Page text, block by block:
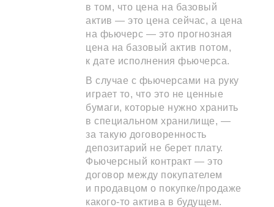
в том, что цена на базовый
актив — это цена сейчас, а цена
на фьючерс — это прогнозная
цена на базовый актив потом,
к дате исполнения фьючерса.
В случае с фьючерсами на руку
играет то, что это не ценные
бумаги, которые нужно хранить
в специальном хранилище, —
за такую договоренность
депозитарий не берет плату.
Фьючерсный контракт — это
договор между покупателем
и продавцом о покупке/продаже
какого-то актива в будущем.